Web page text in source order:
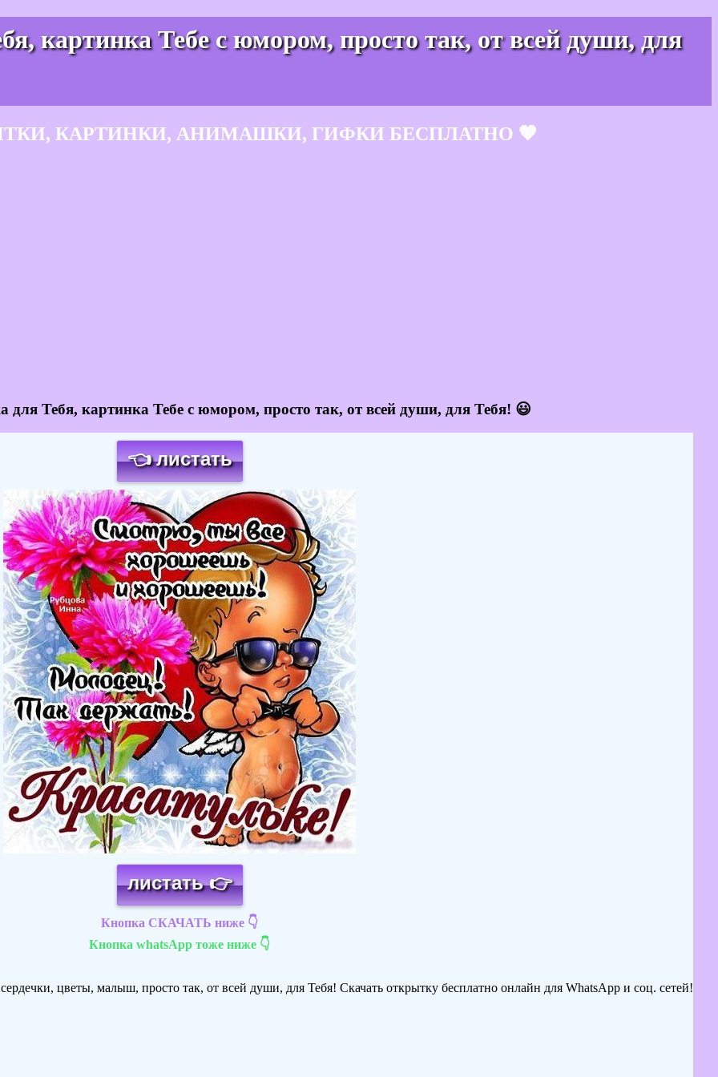
картинка Тебе с юмором, просто так, от всей души, для
КАРТИНКИ, АНИМАШКИ, ГИФКИ БЕСПЛАТНО 🧡
Тебя, картинка Тебе с юмором, просто так, от всей души, для Тебя! 😃
👈 листать
Загрузка картинки...
листать 👉
Кнопка СКАЧАТЬ ниже 👇
Кнопка whatsApp тоже ниже 👇
цветы, малыш, просто так, от всей души, для Тебя! Скачать открытку бесплатно онлайн для WhatsApp и соц. сетей!